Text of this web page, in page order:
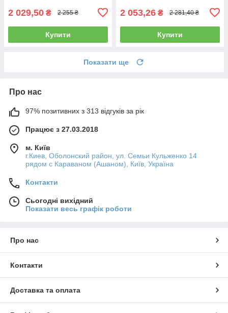
2 029,50 ₴ 2 255 ₴
Купити
2 053,26 ₴ 2 281,40 ₴
Купити
Показати ще
Про нас
97% позитивних з 313 відгуків за рік
Працює з 27.03.2018
м. Київ
г.Киев, Оболонский район, ул. Семьи Кульженко 14
рядом с Караваном (Ашаном), Київ, Україна
Контакти
Сьогодні вихідний
Показати весь графік роботи
Про нас
Контакти
Доставка та оплата